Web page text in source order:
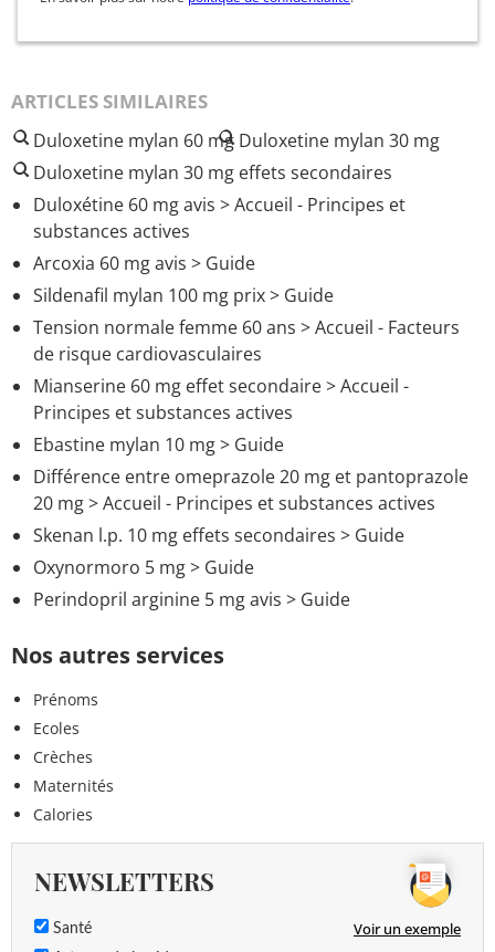
ARTICLES SIMILAIRES
Duloxetine mylan 60 mg Duloxetine mylan 30 mg
Duloxetine mylan 30 mg effets secondaires
Duloxétine 60 mg avis > Accueil - Principes et
substances actives
Arcoxia 60 mg avis > Guide
Sildenafil mylan 100 mg prix> Guide
Tension normale femme 60 ans > Accueil - Facteurs
de risque cardiovasculaires
Mianserine 60 mg effet secondaire> Accueil -
Principes et substances actives
Ebastine mylan 10 mg> Guide
Différence entre omeprazole 20 mg et pantoprazole
20 mg> Accueil - Principes et substances actives
Skenan l.p. 10 mg effets secondaires > Guide
Oxynormoro 5 mg> Guide
Perindopril arginine 5 mg avis > Guide
Nos autres services
Prénoms
Ecoles
Crèches
Maternités
Calories
NEWSLETTERS
Santé Voir un exemple